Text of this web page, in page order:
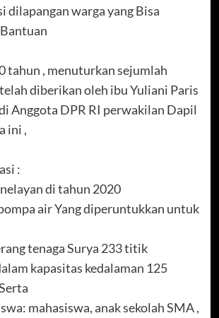
dilapangan warga yang Bisa
tahun , menuturkan sejumlah
diberikan oleh ibu Yuliani Paris
Anggota DPR RI perwakilan Dapil
ini ,
:
di tahun 2020
air Yang diperuntukkan untuk
tenaga Surya 233 titik
kapasitas kedalaman 125
mahasiswa, anak sekolah SMA ,